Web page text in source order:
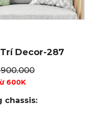
Decor-287
600K
chassis: